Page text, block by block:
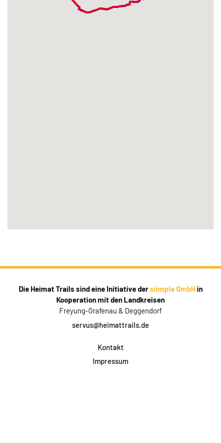
Die Heimat Trails sind eine Initiative dersiimple GmbHin
Kooperation mit den Landkreisen
Freyung-Grafenau & Deggendorf
servus@heimattrails.de
Kontakt
Impressum